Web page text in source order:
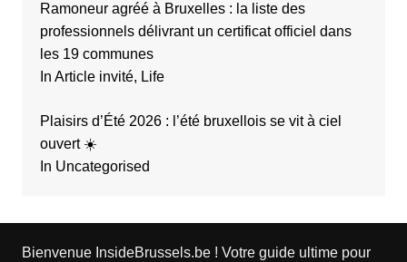
Ramoneur agréé à Bruxelles : la liste des
professionnels délivrant un certificat officiel dans
les 19 communes
In Article invité, Life
Plaisirs d’Été 2026 : l’été bruxellois se vit à ciel
ouvert ☀️
In Uncategorised
Bienvenue InsideBrussels.be ! Votre guide ultime pour